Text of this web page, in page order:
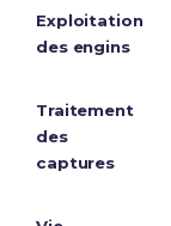
Exploitation
des engins
Traitement
des
captures